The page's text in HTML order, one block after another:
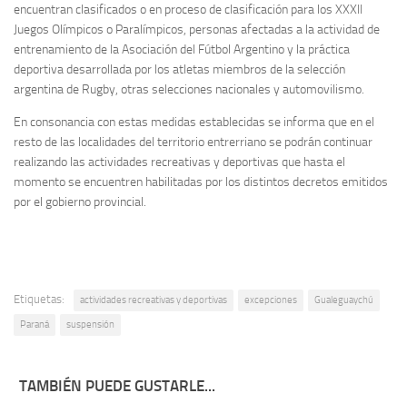
encuentran clasificados o en proceso de clasificación para los XXXII
Juegos Olímpicos o Paralímpicos, personas afectadas a la actividad de
entrenamiento de la Asociación del Fútbol Argentino y la práctica
deportiva desarrollada por los atletas miembros de la selección
argentina de Rugby, otras selecciones nacionales y automovilismo.
En consonancia con estas medidas establecidas se informa que en el
resto de las localidades del territorio entrerriano se podrán continuar
realizando las actividades recreativas y deportivas que hasta el
momento se encuentren habilitadas por los distintos decretos emitidos
por el gobierno provincial.
Etiquetas: actividades recreativas y deportivas excepciones Gualeguaychú
Paraná suspensión
TAMBIÉN PUEDE GUSTARLE...